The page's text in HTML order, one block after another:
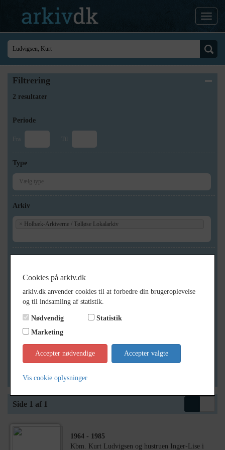
Filtrering
2 resultater
Periode
Fra Til
Type
Arkiv
× Holbæk-Arkiverne / Tølløse Lokalarkiv
Geografi
Generelt
Vis kun med billeder
Vis kun med filmklip
Vis kun med lydklip
Vis kun med geo-tag
Side 1 af 1
1964 - 1985
Kbm. Kurt Ludvigsen og hustruen Inger-Lise i
Cookies på arkiv.dk
arkiv.dk anvender cookies til at forbedre din brugeroplevelse
og til indsamling af statistik.
Nødvendig
Statistik
Marketing
Accepter nødvendige Accepter valgte
Vis cookie oplysninger